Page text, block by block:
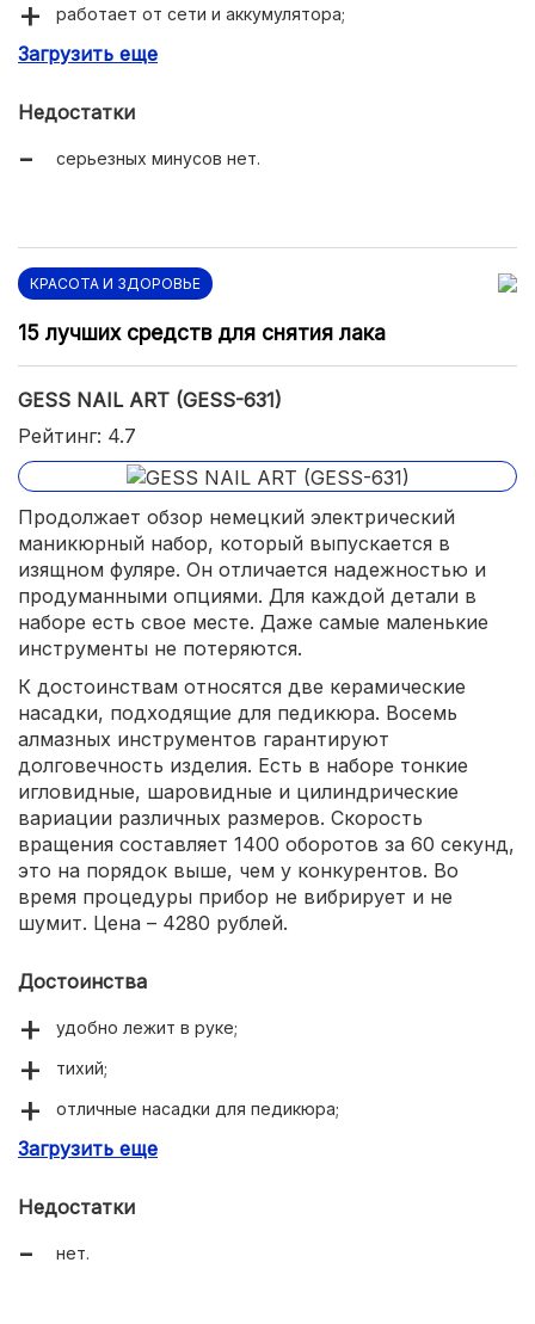
работает от сети и аккумулятора;
эффектный чемодан-кейс.
Загрузить еще
Недостатки
серьезных минусов нет.
КРАСОТА И ЗДОРОВЬЕ
15 лучших средств для снятия лака
GESS NAIL ART (GESS-631)
Рейтинг: 4.7
Продолжает обзор немецкий электрический
маникюрный набор, который выпускается в
изящном фуляре. Он отличается надежностью и
продуманными опциями. Для каждой детали в
наборе есть свое месте. Даже самые маленькие
инструменты не потеряются.
К достоинствам относятся две керамические
насадки, подходящие для педикюра. Восемь
алмазных инструментов гарантируют
долговечность изделия. Есть в наборе тонкие
игловидные, шаровидные и цилиндрические
вариации различных размеров. Скорость
вращения составляет 1400 оборотов за 60 секунд,
это на порядок выше, чем у конкурентов. Во
время процедуры прибор не вибрирует и не
шумит. Цена – 4280 рублей.
Достоинства
удобно лежит в руке;
тихий;
отличные насадки для педикюра;
прочные элементы;
Загрузить еще
Недостатки
нет.